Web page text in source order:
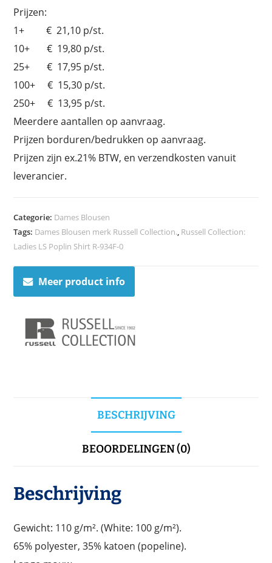
Prijzen:
1+ € 21,10 p/st.
10+ € 19,80 p/st.
25+ € 17,95 p/st.
100+ € 15,30 p/st.
250+ € 13,95 p/st.
Meerdere aantallen op aanvraag.
Prijzen borduren/bedrukken op aanvraag.
Prijzen zijn ex.21% BTW, en verzendkosten vanuit
leverancier.
Categorie: Dames Blousen
Tags: Dames Blousen merk Russell Collection., Russell Collection:
Ladies LS Poplin Shirt R-934F-0
Meer product info
BESCHRIJVING
BEOORDELINGEN (0)
Beschrijving
Gewicht: 110 g/m². (White: 100 g/m²).
65% polyester, 35% katoen (popeline).